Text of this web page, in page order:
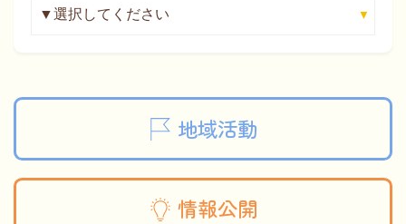
地域活動
情報公開